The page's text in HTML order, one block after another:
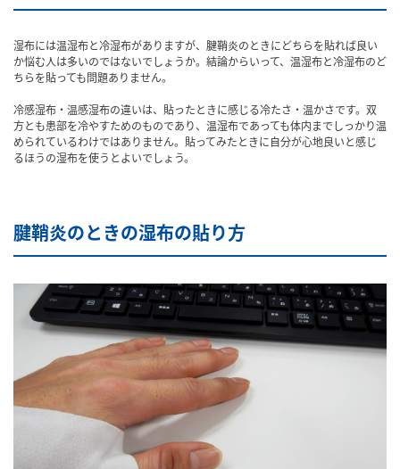
湿布には温湿布と冷湿布がありますが、腱鞘炎のときにどちらを貼れば良い
か悩む人は多いのではないでしょうか。結論からいって、温湿布と冷湿布のど
ちらを貼っても問題ありません。
冷感湿布・温感湿布の違いは、貼ったときに感じる冷たさ・温かさです。双
方とも患部を冷やすためのものであり、温湿布であっても体内までしっかり温
められているわけではありません。貼ってみたときに自分が心地良いと感じ
るほうの湿布を使うとよいでしょう。
腱鞘炎のときの湿布の貼り方